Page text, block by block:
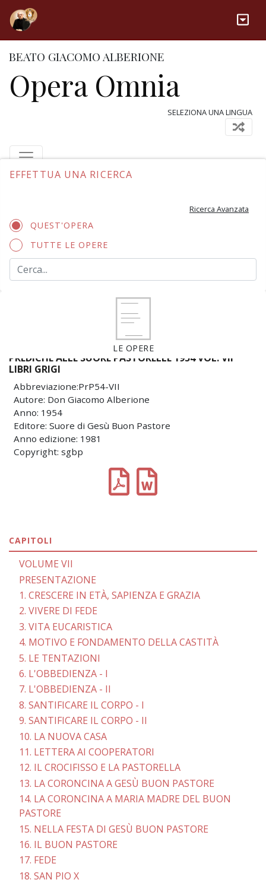
BEATO GIACOMO ALBERIONE
Opera Omnia
SELEZIONA UNA LINGUA
EFFETTUA UNA RICERCA
Ricerca Avanzata
QUEST'OPERA
TUTTE LE OPERE
LE OPERE
PREDICHE ALLE SUORE PASTORELLE 1954 VOL. VII
LIBRI GRIGI
Abbreviazione:PrP54-VII
Autore: Don Giacomo Alberione
Anno: 1954
Editore: Suore di Gesù Buon Pastore
Anno edizione: 1981
Copyright: sgbp
CAPITOLI
VOLUME VII
PRESENTAZIONE
1. CRESCERE IN ETÀ, SAPIENZA E GRAZIA
2. VIVERE DI FEDE
3. VITA EUCARISTICA
4. MOTIVO E FONDAMENTO DELLA CASTITÀ
5. LE TENTAZIONI
6. L'OBBEDIENZA - I
7. L'OBBEDIENZA - II
8. SANTIFICARE IL CORPO - I
9. SANTIFICARE IL CORPO - II
10. LA NUOVA CASA
11. LETTERA AI COOPERATORI
12. IL CROCIFISSO E LA PASTORELLA
13. LA CORONCINA A GESÙ BUON PASTORE
14. LA CORONCINA A MARIA MADRE DEL BUON
PASTORE
15. NELLA FESTA DI GESÙ BUON PASTORE
16. IL BUON PASTORE
17. FEDE
18. SAN PIO X